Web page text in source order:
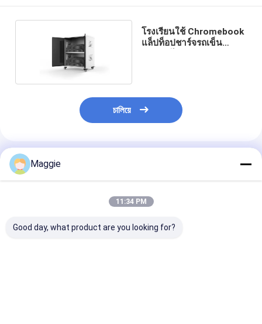
โรงเรียนใช้ Chromebook
แล็ปท็อปชาร์จรถเข็น
চালিয়ে
แนะนำผลิตภัณฑ์
Maggie
11:34 PM
Good day, what product are you looking for?